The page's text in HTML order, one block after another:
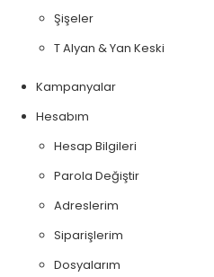
Şişeler
T Alyan & Yan Keski
Kampanyalar
Hesabım
Hesap Bilgileri
Parola Değiştir
Adreslerim
Siparişlerim
Dosyalarım